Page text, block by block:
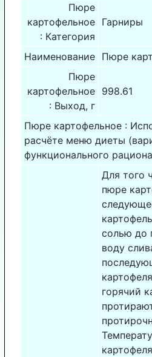
Пюре
картофельное
: Категория
Гарниры
Наименование Пюре
Пюре
картофельное
: Выход, г
998.61
Пюре картофельное :
расчёте меню диеты
функционального
Для того
пюре
солью до
воду
горячий